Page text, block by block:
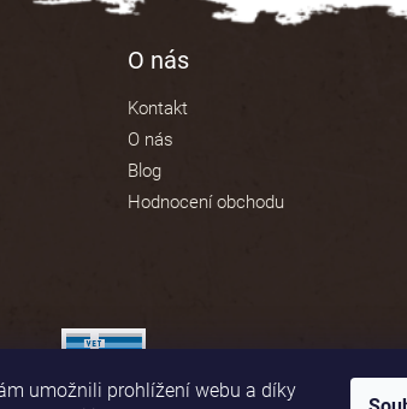
umožnili prohlížení webu a díky
O nás
Kontakt
O nás
Blog
Hodnocení obchodu